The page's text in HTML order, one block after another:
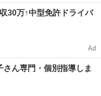
た
い。 ☆9教科に対
30万↑中型免許ドライバ
Ad
ん専門・個別指導しま